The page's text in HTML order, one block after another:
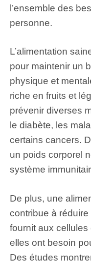
l’ensemble des
personne.
L’alimentation
pour maintenir un
physique et
riche en fruits et
prévenir diverses
le diabète, les
certains cancers.
un poids corporel
système
De plus, une
contribue à
fournit aux
elles ont besoin
Des études